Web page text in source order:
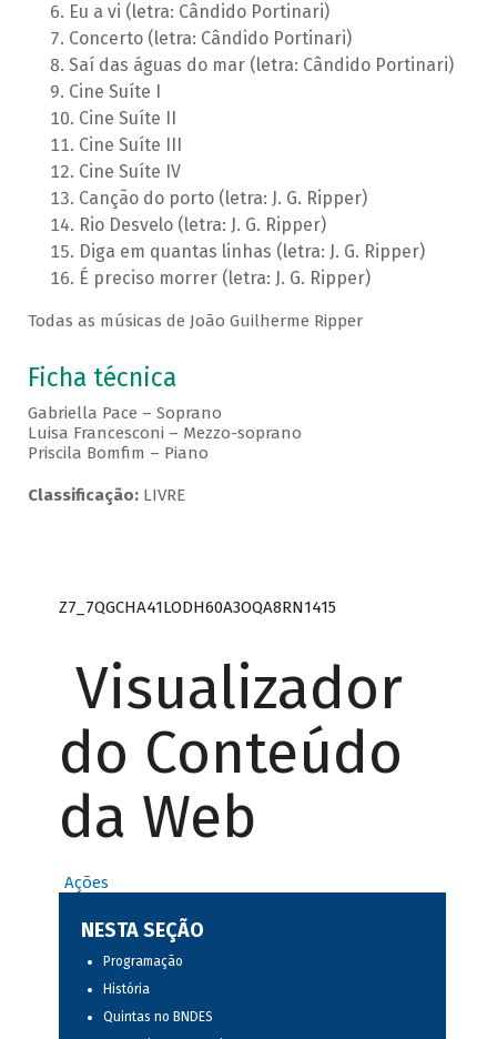
Eu a vi (letra: Cândido Portinari)
Concerto (letra: Cândido Portinari)
Saí das águas do mar (letra: Cândido Portinari)
Cine Suíte I
Cine Suíte II
Cine Suíte III
Cine Suíte IV
Canção do porto (letra: J. G. Ripper)
Rio Desvelo (letra: J. G. Ripper)
Diga em quantas linhas (letra: J. G. Ripper)
É preciso morrer (letra: J. G. Ripper)
Todas as músicas de João Guilherme Ripper
Ficha técnica
Gabriella Pace – Soprano
Luisa Francesconi – Mezzo-soprano
Priscila Bomfim – Piano
Classificação:LIVRE
Z7_7QGCHA41LODH60A3OQA8RN1415
Visualizador
do Conteúdo
da Web
Ações
NESTA SEÇÃO
Programação
História
Quintas no BNDES